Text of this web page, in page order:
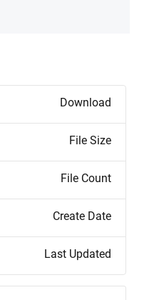
Download
File Size
File Count
Create Date
Last Updated